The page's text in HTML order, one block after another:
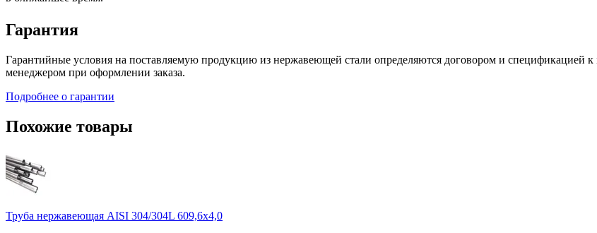
Гарантия
Гарантийные условия на поставляемую продукцию из нержавеющей стали определяются договором и спецификацией
менеджером при оформлении заказа.
Подробнее о гарантии
Похожие товары
Труба нержавеющая AISI 304/304L 609,6х4,0